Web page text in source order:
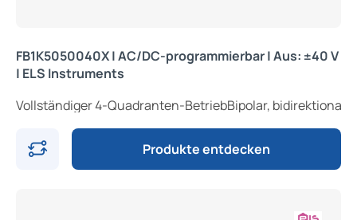
FB1K5050040X | AC/DC-programmierbar | Aus: ±40 V
| ELS Instruments
Vollständiger 4-Quadranten-BetriebBipolar, bidirektional
Produkte entdecken